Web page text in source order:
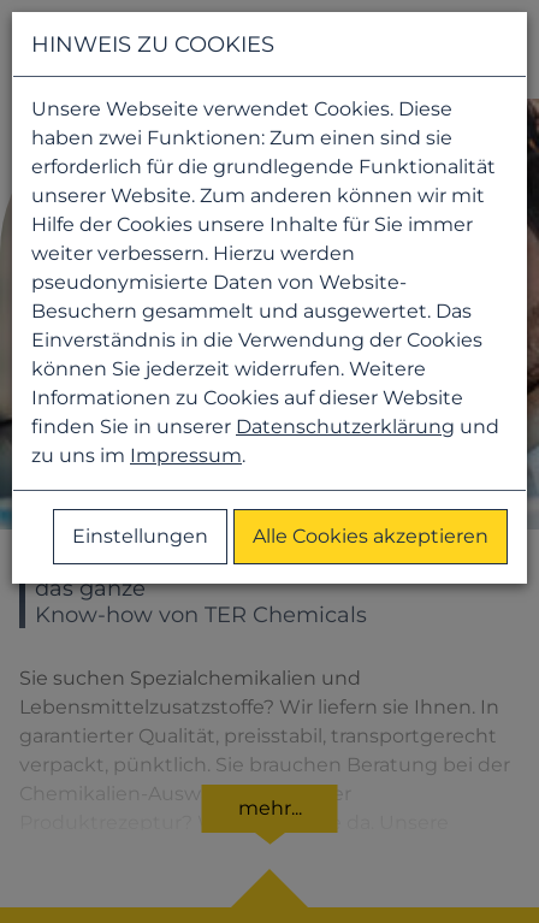
Sie wählen ein Produkt – Sie bekommen
das ganze
Know-how von TER Chemicals
Sie suchen Spezialchemikalien und
Lebensmittelzusatzstoffe? Wir liefern sie Ihnen. In
garantierter Qualität, preisstabil, transportgerecht
verpackt, pünktlich. Sie brauchen Beratung bei der
Chemikalien-Auswahl oder bei der
Lösungen für den jeweiligen Produktbereich
finden Sie, wenn Sie das entsprechende Symbol
anklicken.
mehr...
HINWEIS ZU COOKIES
Unsere Webseite verwendet Cookies. Diese
haben zwei Funktionen: Zum einen sind sie
erforderlich für die grundlegende Funktionalität
unserer Website. Zum anderen können wir mit
Hilfe der Cookies unsere Inhalte für Sie immer
weiter verbessern. Hierzu werden
pseudonymisierte Daten von Website-
Besuchern gesammelt und ausgewertet. Das
Einverständnis in die Verwendung der Cookies
können Sie jederzeit widerrufen. Weitere
Informationen zu Cookies auf dieser Website
finden Sie in unserer Datenschutzerklärung und
zu uns im Impressum.
Einstellungen Alle Cookies akzeptieren